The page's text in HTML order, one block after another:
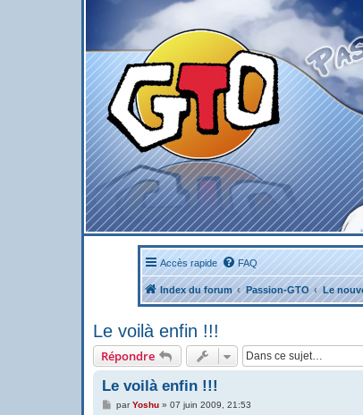
Accès rapide FAQ
Index du forum Passion-GTO Le
Le voilà enfin !!!
Répondre
Le voilà enfin !!!
MparYoshu» 07 juin 2009, 21:53